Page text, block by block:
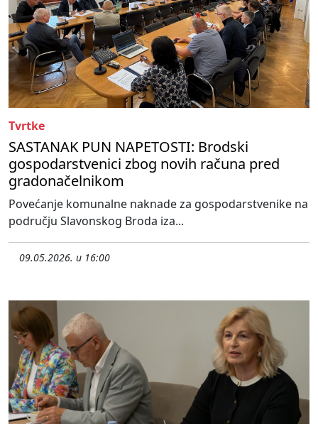
Tvrtke
SASTANAK PUN NAPETOSTI: Brodski
gospodarstvenici zbog novih računa pred
gradonačelnikom
Povećanje komunalne naknade za gospodarstvenike na
području Slavonskog Broda iza...
09.05.2026. u 16:00